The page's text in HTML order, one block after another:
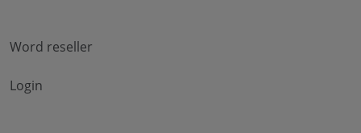
Word reseller
Login